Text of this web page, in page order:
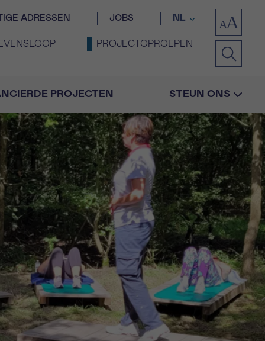
ADRESSEN JOBS NL
PROJECTOPROEPEN
PROJECTEN STEUN ONS
Bevestiging
16h-18h